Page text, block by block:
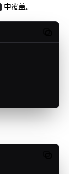
中覆盖。